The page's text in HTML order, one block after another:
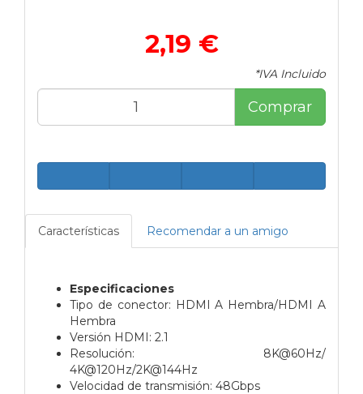
2,19 €
*IVA Incluido
Comprar
Características Recomendar a un amigo
Especificaciones
Tipo de conector: HDMI A Hembra/HDMI A
Hembra
Versión HDMI: 2.1
Resolución: 8K@60Hz/
4K@120Hz/2K@144Hz
Velocidad de transmisión: 48Gbps